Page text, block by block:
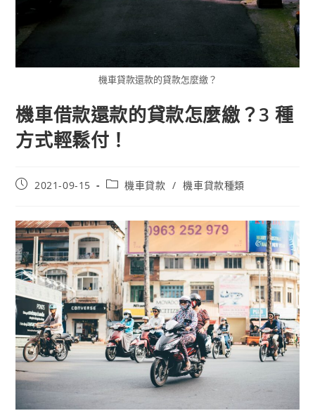
機車貸款還款的貸款怎麼繳？
機車借款還款的貸款怎麼繳？3 種
方式輕鬆付！
2021-09-15 機車貸款 / 機車貸款種類